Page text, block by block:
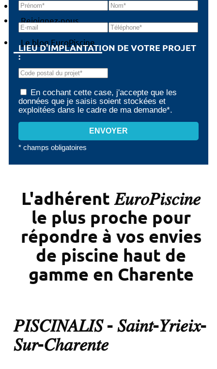
Médiation
Rejoignez-nous
Le blog EuroPiscine
LIEU D'IMPLANTATION DE VOTRE PROJET
:
En cochant cette case, j'accepte que les
données que je saisis soient stockées et
exploitées dans le cadre de ma demande*.
* champs obligatoires
L'adhérent 𝐸𝑢𝑟𝑜𝑃𝑖𝑠𝑐𝑖𝑛𝑒
le plus proche pour
répondre à vos envies
de piscine haut de
gamme en Charente
𝑃𝐼𝑆𝐶𝐼𝑁𝐴𝐿𝐼𝑆 - 𝑆𝑎𝑖𝑛𝑡-𝑌𝑟𝑖𝑒𝑖𝑥-
𝑆𝑢𝑟-𝐶ℎ𝑎𝑟𝑒𝑛𝑡𝑒